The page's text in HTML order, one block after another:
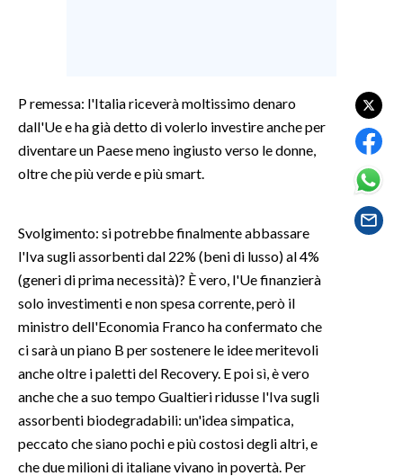
POLITICA
ECONOMIA
LAVORO
BANDI
SPORT IN SARDEGNA
RISULTATI E CLASSIFICHE
CALCIO
CALCIO REGIONALE
BASKET
P remessa: l'Italia riceverà moltissimo denaro
dall'Ue e ha già detto di volerlo investire anche per
diventare un Paese meno ingiusto verso le donne,
oltre che più verde e più smart.
Svolgimento: si potrebbe finalmente abbassare
l'Iva sugli assorbenti dal 22% (beni di lusso) al 4%
(generi di prima necessità)? È vero, l'Ue finanzierà
solo investimenti e non spesa corrente, però il
ministro dell'Economia Franco ha confermato che
ci sarà un piano B per sostenere le idee meritevoli
anche oltre i paletti del Recovery. E poi sì, è vero
anche che a suo tempo Gualtieri ridusse l'Iva sugli
assorbenti biodegradabili: un'idea simpatica,
peccato che siano pochi e più costosi degli altri, e
che due milioni di italiane vivano in povertà. Per